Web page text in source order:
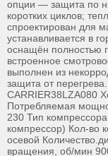
опции — защита по
коротких циклов;
спроектирован для
устанавливается в
оснащён полностью
встроенное
выполнен из
защита от
CARRIER38LZA080
Потребляемая
230 Тип
компрессор) Кол-во
осевой
вращения, об/мин